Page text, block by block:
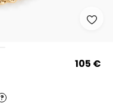
105 €
?